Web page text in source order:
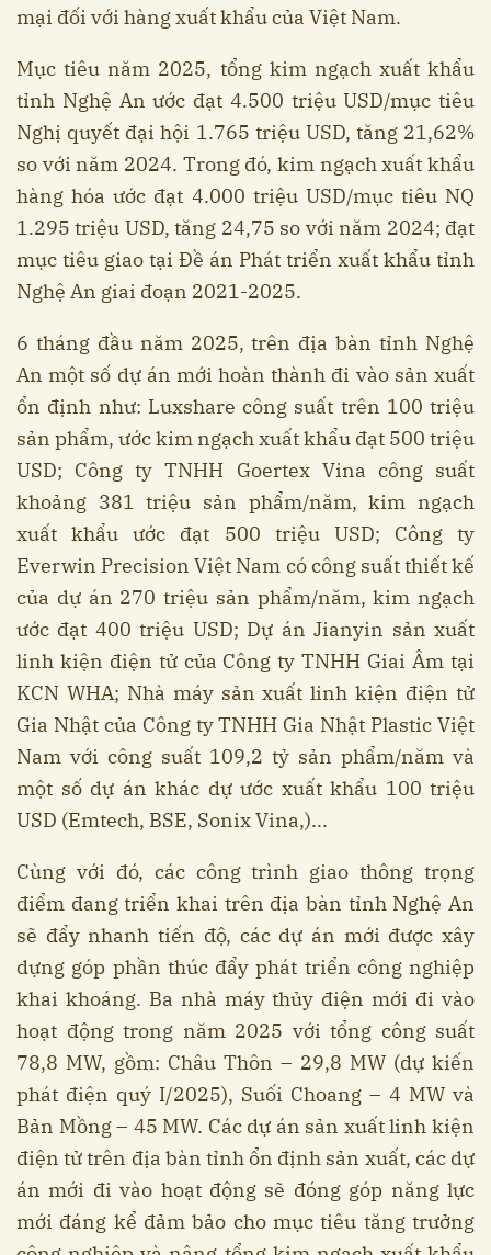
mại đối với hàng xuất khẩu của Việt Nam.
Mục tiêu năm 2025, tổng kim ngạch xuất khẩu
tỉnh Nghệ An ước đạt 4.500 triệu USD/mục tiêu
Nghị quyết đại hội 1.765 triệu USD, tăng 21,62%
so với năm 2024. Trong đó, kim ngạch xuất khẩu
hàng hóa ước đạt 4.000 triệu USD/mục tiêu NQ
1.295 triệu USD, tăng 24,75 so với năm 2024; đạt
mục tiêu giao tại Đề án Phát triển xuất khẩu tỉnh
Nghệ An giai đoạn 2021-2025.
6 tháng đầu năm 2025, trên địa bàn tỉnh Nghệ
An một số dự án mới hoàn thành đi vào sản xuất
ổn định như: Luxshare công suất trên 100 triệu
sản phẩm, ước kim ngạch xuất khẩu đạt 500 triệu
USD; Công ty TNHH Goertex Vina công suất
khoảng 381 triệu sản phẩm/năm, kim ngạch
xuất khẩu ước đạt 500 triệu USD; Công ty
Everwin Precision Việt Nam có công suất thiết kế
của dự án 270 triệu sản phẩm/năm, kim ngạch
ước đạt 400 triệu USD; Dự án Jianyin sản xuất
linh kiện điện tử của Công ty TNHH Giai Âm tại
KCN WHA; Nhà máy sản xuất linh kiện điện tử
Gia Nhật của Công ty TNHH Gia Nhật Plastic Việt
Nam với công suất 109,2 tỷ sản phẩm/năm và
một số dự án khác dự ước xuất khẩu 100 triệu
USD (Emtech, BSE, Sonix Vina,)...
Cùng với đó, các công trình giao thông trọng
điểm đang triển khai trên địa bàn tỉnh Nghệ An
sẽ đẩy nhanh tiến độ, các dự án mới được xây
dựng góp phần thúc đẩy phát triển công nghiệp
khai khoáng. Ba nhà máy thủy điện mới đi vào
hoạt động trong năm 2025 với tổng công suất
78,8 MW, gồm: Châu Thôn – 29,8 MW (dự kiến
phát điện quý I/2025), Suối Choang – 4 MW và
Bản Mồng – 45 MW. Các dự án sản xuất linh kiện
điện tử trên địa bàn tỉnh ổn định sản xuất, các dự
án mới đi vào hoạt động sẽ đóng góp năng lực
mới đáng kể đảm bảo cho mục tiêu tăng trưởng